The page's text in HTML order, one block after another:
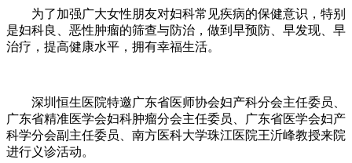
为了加强广大女性朋友对妇科常见疾病的保健意识，特别
是妇科良、恶性肿瘤的筛查与防治，做到早预防、早发现、早
治疗，提高健康水平，拥有幸福生活。
深圳恒生医院特邀广东省医师协会妇产科分会主任委员、
广东省精准医学会妇科肿瘤分会主任委员、广东省医学会妇产
科学分会副主任委员、南方医科大学珠江医院王沂峰教授来院
进行义诊活动。